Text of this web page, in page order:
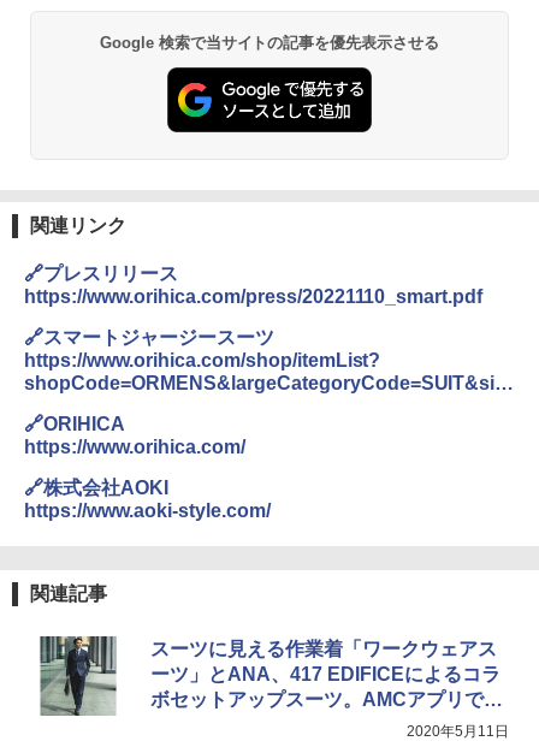
PYKES PEAK (パイクスピーク) 着替えテン
ト プライバシー テント 【中が透けない】 1
人用 折りたたみ 防災グッズ 災害用トイレ ビ
ーチ ピクニック ポップアップテント 携帯 簡
テント ワンタッチ RENEW 幅200 2-3人用 43
500002(88859)
￥5,999
広げるだけ パッとサッとテント ブラックコ
ーティング フルクローズ メッシュ 3-4人用
ュ(BC仕様) PATC-150B(EB)
広げるだけ パッとサッとテント キューブワ
イド ブラックコーティング フルクローズ メ
ッシュ 4人用 簡単設置 ポップアップテント P
ATCW-150B エクルベージュ
BUNDOK(バンドック)ソロ ドーム 1 EX BDK
-08EX カーキ ソロキャンプ ポリエステル フ
レーム テント
￥14,800
￥2,980
ニューエラ New Era キャップ メッシュキャ
ップ 9FORTY AFrame 15226380 NER37C00
94 ストーン ニューエラキャップ 9FORTYA
r Foundation コラボ Aフレーム メンズ レデ
ィース 帽子 スナップバック a-frame 9フォー
ケア FREE
【日本企業販売】超強力クマ対策スプレー 30
0ml（連続噴射30秒）110ml（連続噴射15
秒）射程5～10m 安全ロック搭載 携帯収納袋
付き ヒグマ・イノシシ対策 自治体・教育機
関の購入実績 登山・キャンプ・アウトドア・
防災用品 長期保存可能 緊急時用 日本国内発
Google 検索で当サイトの記事を優先表示させる
関連リンク
🔗プレスリリース
https://www.orihica.com/press/20221110_smart.pdf
🔗スマートジャージースーツ
https://www.orihica.com/shop/itemList?
shopCode=ORMENS&largeCategoryCode=SUIT&site
🔗ORIHICA
https://www.orihica.com/
🔗株式会社AOKI
https://www.aoki-style.com/
関連記事
スーツに見える作業着「ワークウェアス
ーツ」とANA、417 EDIFICEによるコラ
ボセットアップスーツ。AMCアプリで先
行発売。一般販売は6月から順次2020年5月11日